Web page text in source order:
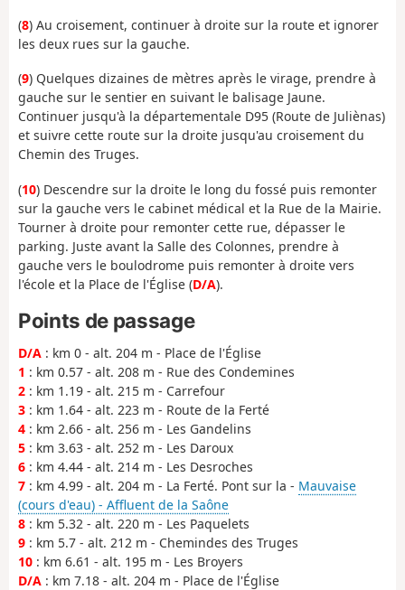
(8) Au croisement, continuer à droite sur la route et ignorer
les deux rues sur la gauche.
(9) Quelques dizaines de mètres après le virage, prendre à
gauche sur le sentier en suivant le balisage Jaune.
Continuer jusqu'à la départementale D95 (Route de Juliènas)
et suivre cette route sur la droite jusqu'au croisement du
Chemin des Truges.
(10) Descendre sur la droite le long du fossé puis remonter
sur la gauche vers le cabinet médical et la Rue de la Mairie.
Tourner à droite pour remonter cette rue, dépasser le
parking. Juste avant la Salle des Colonnes, prendre à
gauche vers le boulodrome puis remonter à droite vers
l'école et la Place de l'Église (D/A).
Points de passage
D/A : km 0 - alt. 204 m - Place de l'Église
1 : km 0.57 - alt. 208 m - Rue des Condemines
2 : km 1.19 - alt. 215 m - Carrefour
3 : km 1.64 - alt. 223 m - Route de la Ferté
4 : km 2.66 - alt. 256 m - Les Gandelins
5 : km 3.63 - alt. 252 m - Les Daroux
6 : km 4.44 - alt. 214 m - Les Desroches
7 : km 4.99 - alt. 204 m - La Ferté. Pont sur la - Mauvaise
(cours d'eau) - Affluent de la Saône
8 : km 5.32 - alt. 220 m - Les Paquelets
9 : km 5.7 - alt. 212 m - Chemindes des Truges
10 : km 6.61 - alt. 195 m - Les Broyers
D/A : km 7.18 - alt. 204 m - Place de l'Église